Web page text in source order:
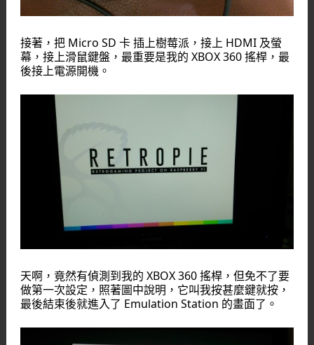
接著，把 Micro SD 卡 插上樹莓派，接上 HDMI 及螢
幕，接上滑鼠鍵盤，最重要是我的 XBOX 360 搖桿，最
後接上電源開機。
天啊，竟然有偵測到我的 XBOX 360 搖桿，但免不了要
做第一次設定，照著圖中說明，它叫我按甚麼鍵就按，
最後結束後就進入了 Emulation Station 的畫面了。